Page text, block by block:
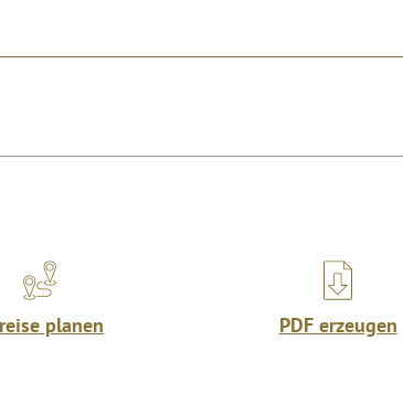
planen PDF erzeugen